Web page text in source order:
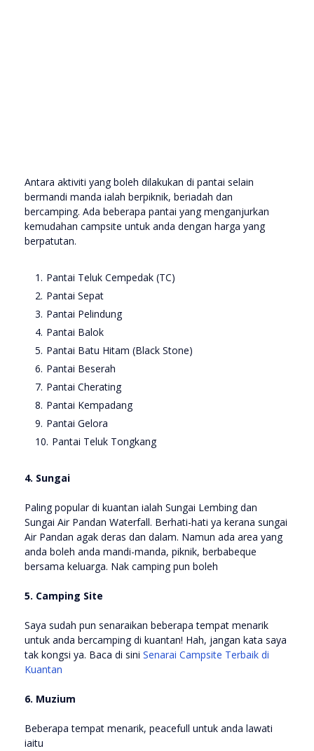
Antara aktiviti yang boleh dilakukan di pantai selain
bermandi manda ialah berpiknik, beriadah dan
bercamping. Ada beberapa pantai yang menganjurkan
kemudahan campsite untuk anda dengan harga yang
berpatutan.
Pantai Teluk Cempedak (TC)
Pantai Sepat
Pantai Pelindung
Pantai Balok
Pantai Batu Hitam (Black Stone)
Pantai Beserah
Pantai Cherating
Pantai Kempadang
Pantai Gelora
Pantai Teluk Tongkang
4. Sungai
Paling popular di kuantan ialah Sungai Lembing dan
Sungai Air Pandan Waterfall. Berhati-hati ya kerana sungai
Air Pandan agak deras dan dalam. Namun ada area yang
anda boleh anda mandi-manda, piknik, berbabeque
bersama keluarga. Nak camping pun boleh
5. Camping Site
Saya sudah pun senaraikan beberapa tempat menarik
untuk anda bercamping di kuantan! Hah, jangan kata saya
tak kongsi ya. Baca di sini Senarai Campsite Terbaik di
Kuantan
6. Muzium
Beberapa tempat menarik, peacefull untuk anda lawati
iaitu